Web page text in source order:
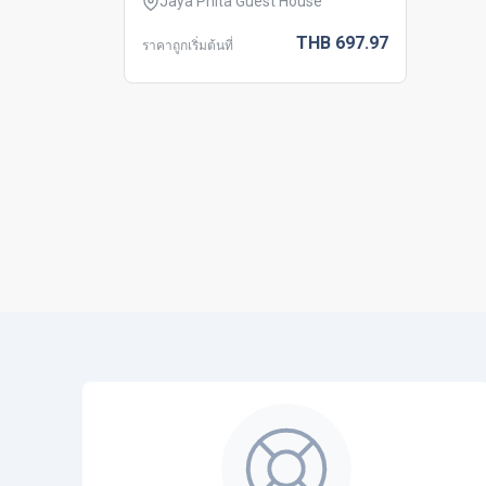
ราคาถูกเริ่มต้นที่ THB 697.97